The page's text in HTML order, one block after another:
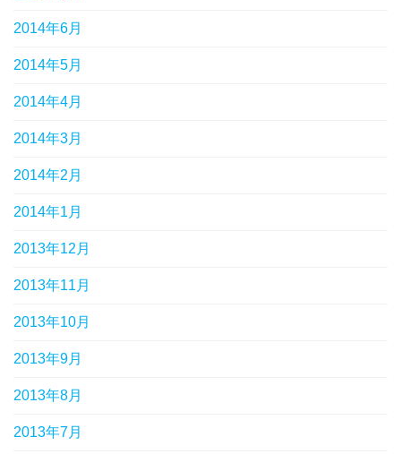
2014年6月
2014年5月
2014年4月
2014年3月
2014年2月
2014年1月
2013年12月
2013年11月
2013年10月
2013年9月
2013年8月
2013年7月